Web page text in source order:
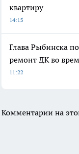
квартиру
14:15
Глава Рыбинска
ремонт ДК во
11:22
Комментарии на